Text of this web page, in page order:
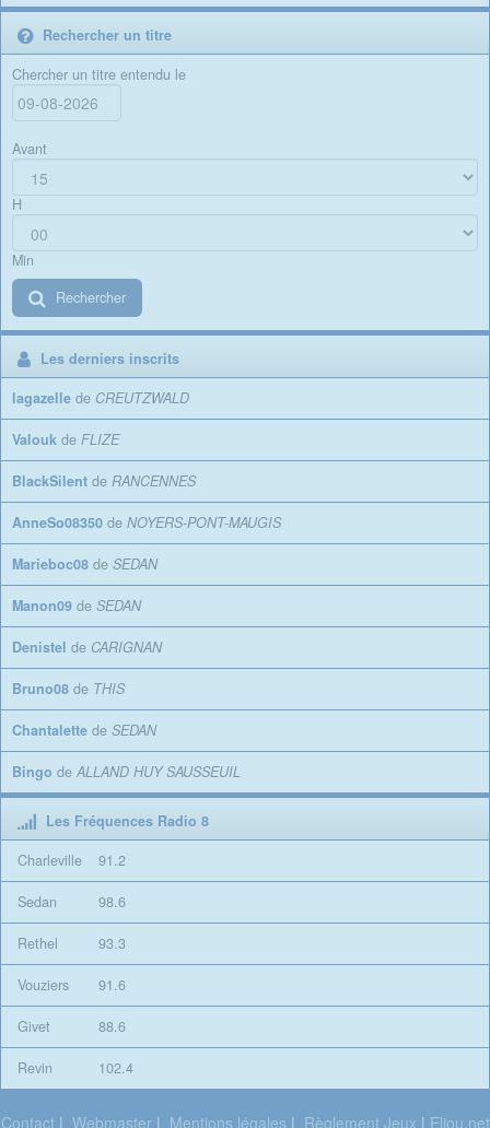
Rechercher un titre
Chercher un titre entendu le
Avant
H
Min
Rechercher
Les derniers inscrits
lagazelle de CREUTZWALD
Valouk de FLIZE
BlackSilent de RANCENNES
AnneSo08350 de NOYERS-PONT-MAUGIS
Marieboc08 de SEDAN
Manon09 de SEDAN
Denistel de CARIGNAN
Bruno08 de THIS
Chantalette de SEDAN
Bingo de ALLAND HUY SAUSSEUIL
Les Fréquences Radio 8
Charleville
91.2
Sedan 98.6
Rethel 93.3
Vouziers 91.6
Givet 88.6
Revin 102.4
Contact| Webmaster| Mentions légales | Règlement Jeux | Eliou.net